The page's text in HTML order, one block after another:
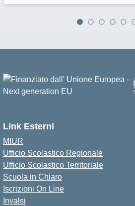
Link Esterni
MIUR
Ufficio Scolastico Regionale
Ufficio Scolastico Territoriale
Scuola in Chiaro
Iscrizioni On Line
Invalsi